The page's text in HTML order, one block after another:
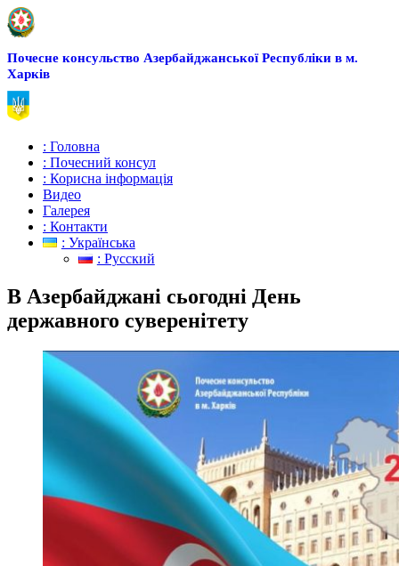
Почесне консульство Азербайджанської Республіки в м.
Харків
: Головна
: Почесний консул
: Корисна інформація
Видео
Галерея
: Контакти
: Українська
: Русский
В Азербайджані сьогодні День
державного суверенітету